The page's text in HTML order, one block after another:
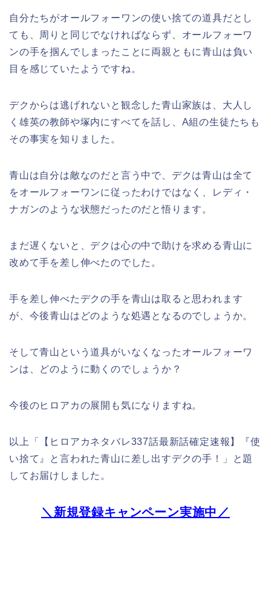
自分たちがオールフォーワンの使い捨ての道具だとし
ても、周りと同じでなければならず、オールフォーワ
ンの手を掴んでしまったことに両親ともに青山は負い
目を感じていたようですね。
デクからは逃げれないと観念した青山家族は、大人し
く雄英の教師や塚内にすべてを話し、A組の生徒たちも
その事実を知りました。
青山は自分は敵なのだと言う中で、デクは青山は全て
をオールフォーワンに従ったわけではなく、レディ・
ナガンのような状態だったのだと悟ります。
まだ遅くないと、デクは心の中で助けを求める青山に
改めて手を差し伸べたのでした。
手を差し伸べたデクの手を青山は取ると思われます
が、今後青山はどのような処遇となるのでしょうか。
そして青山という道具がいなくなったオールフォーワ
ンは、どのように動くのでしょうか？
今後のヒロアカの展開も気になりますね。
以上「【ヒロアカネタバレ337話最新話確定速報】『使
い捨て』と言われた青山に差し出すデクの手！」と題
してお届けしました。
＼新規登録キャンペーン実施中／